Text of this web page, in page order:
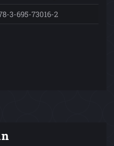
3-695-73016-2